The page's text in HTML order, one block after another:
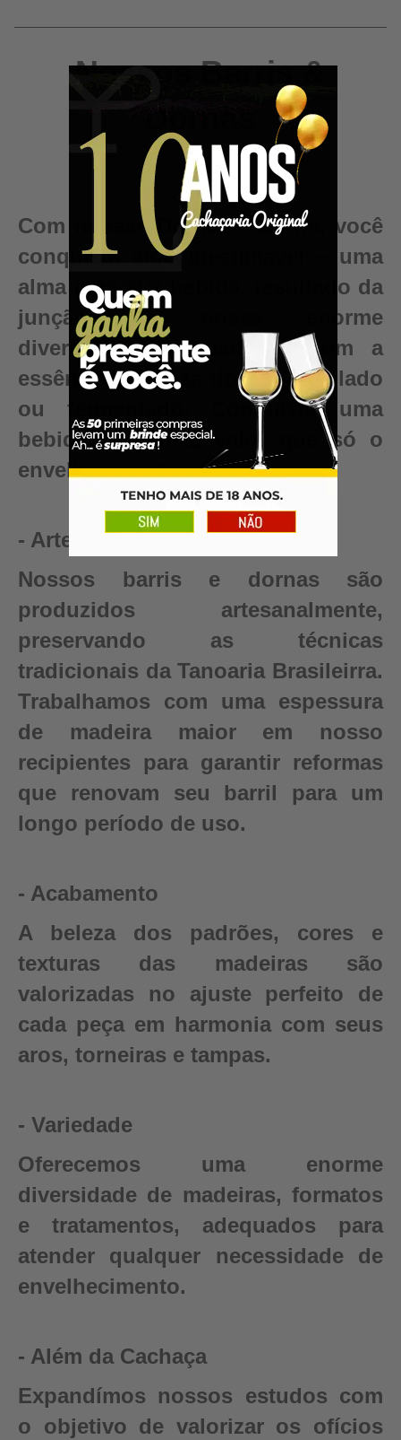
Nossos Barris &
Dornas
Com nossas Dornas e Barris, você
conquista algo inestimável – uma
alma para sua bebida, resultado da
junção da nossa enorme
diversidade de madeiras com a
essência e pureza do seu destilado
ou fermentado. Conquiste uma
bebida autêntica, valor que só o
envelhecimento pode criar.
- Artesanal
Nossos barris e dornas são
produzidos artesanalmente,
preservando as técnicas
tradicionais da Tanoaria Brasileirra.
Trabalhamos com uma espessura
de madeira maior em nosso
recipientes para garantir reformas
que renovam seu barril para um
longo período de uso.
- Acabamento
A beleza dos padrões, cores e
texturas das madeiras são
valorizadas no ajuste perfeito de
cada peça em harmonia com seus
aros, torneiras e tampas.
- Variedade
Oferecemos uma enorme
diversidade de madeiras, formatos
e tratamentos, adequados para
atender qualquer necessidade de
envelhecimento.
- Além da Cachaça
Expandímos nossos estudos com
o objetivo de valorizar os ofícios